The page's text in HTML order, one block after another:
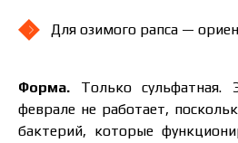
Для озимого рапса —
Форма. Только сульфатная.
феврале не работает,
бактерий, которые